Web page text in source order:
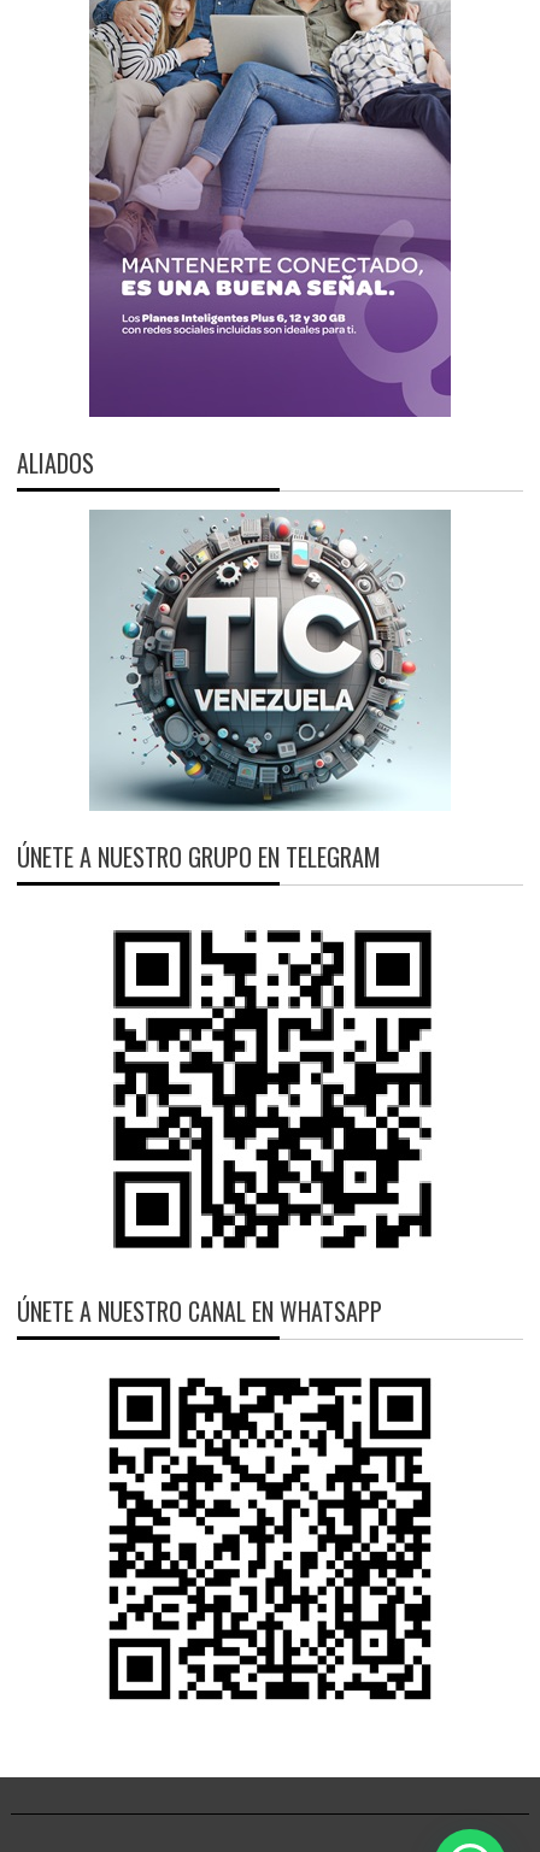
ALIADOS
ÚNETE A NUESTRO GRUPO EN TELEGRAM
ÚNETE A NUESTRO CANAL EN WHATSAPP